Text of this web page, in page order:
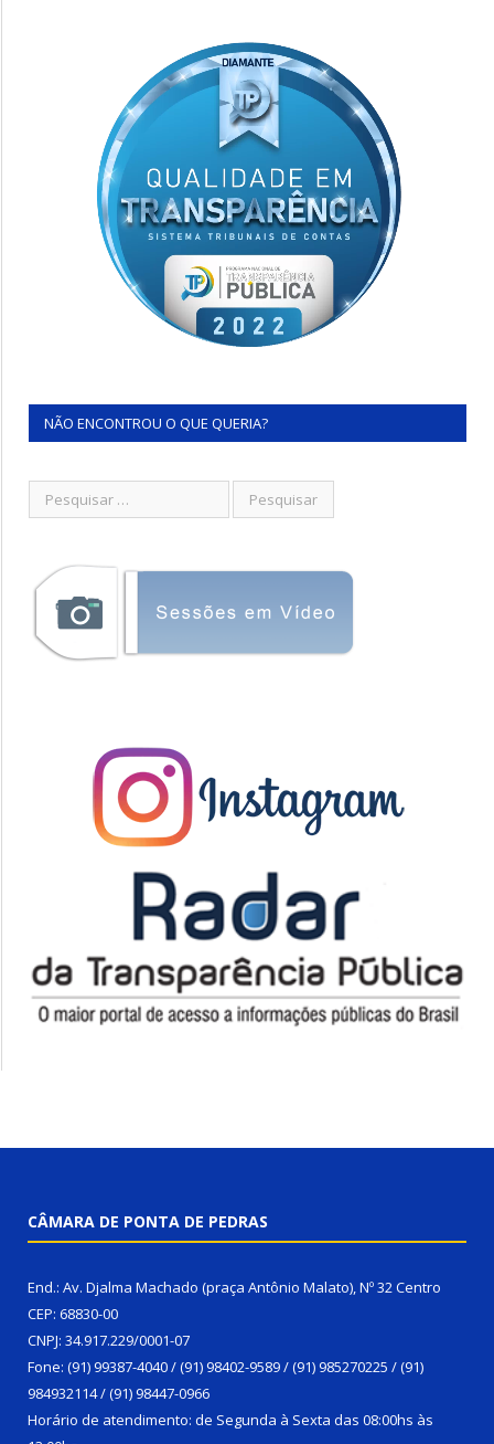
NÃO ENCONTROU O QUE QUERIA?
CÂMARA DE PONTA DE PEDRAS
End.: Av. Djalma Machado (praça Antônio Malato), Nº 32 Centro
CEP: 68830-00
CNPJ: 34.917.229/0001-07
Fone: (91) 99387-4040 / (91) 98402-9589 / (91) 985270225 / (91)
984932114 / (91) 98447-0966
Horário de atendimento: de Segunda à Sexta das 08:00hs às